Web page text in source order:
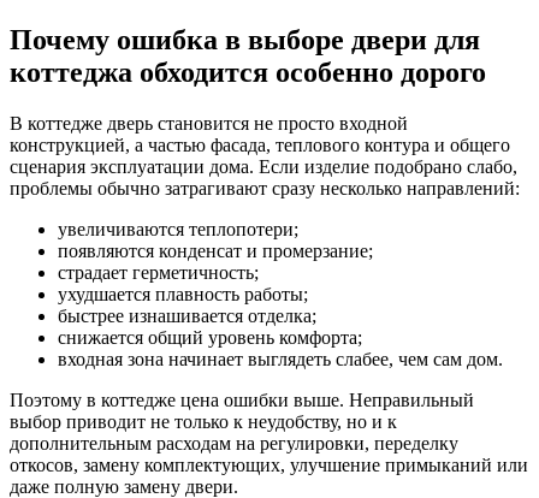
Почему ошибка в выборе двери для
коттеджа обходится особенно дорого
В коттедже дверь становится не просто входной
конструкцией, а частью фасада, теплового контура и общего
сценария эксплуатации дома. Если изделие подобрано слабо,
проблемы обычно затрагивают сразу несколько направлений:
увеличиваются теплопотери;
появляются конденсат и промерзание;
страдает герметичность;
ухудшается плавность работы;
быстрее изнашивается отделка;
снижается общий уровень комфорта;
входная зона начинает выглядеть слабее, чем сам дом.
Поэтому в коттедже цена ошибки выше. Неправильный
выбор приводит не только к неудобству, но и к
дополнительным расходам на регулировки, переделку
откосов, замену комплектующих, улучшение примыканий или
даже полную замену двери.